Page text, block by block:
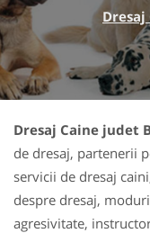
Dresaj
Dresaj Caine judet
de dresaj, partenerii
servicii de dresaj
despre dresaj,
agresivitate,